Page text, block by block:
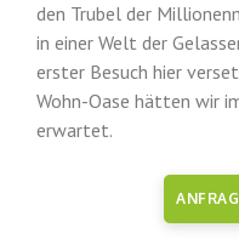
den Trubel der
in einer Welt der
erster Besuch hier
Wohn-Oase hätten wir
erwartet.